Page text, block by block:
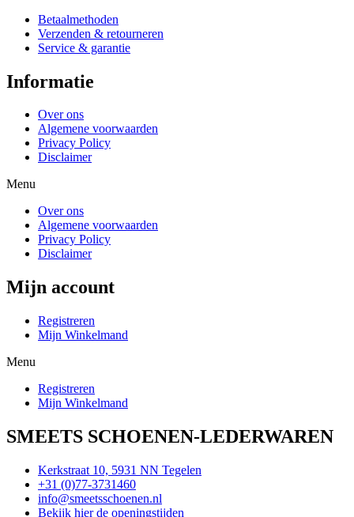
Betaalmethoden
Verzenden & retourneren
Service & garantie
Informatie
Over ons
Algemene voorwaarden
Privacy Policy
Disclaimer
Menu
Over ons
Algemene voorwaarden
Privacy Policy
Disclaimer
Mijn account
Registreren
Mijn Winkelmand
Menu
Registreren
Mijn Winkelmand
SMEETS SCHOENEN-LEDERWAREN
Kerkstraat 10, 5931 NN Tegelen
+31 (0)77-3731460
info@smeetsschoenen.nl
Bekijk hier de openingstijden